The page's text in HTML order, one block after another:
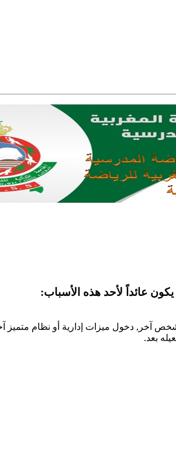
عائداً لأحد هذه الأسباب:
آخر, دخول ميزات إدارية أو نظام متميز
بعد.